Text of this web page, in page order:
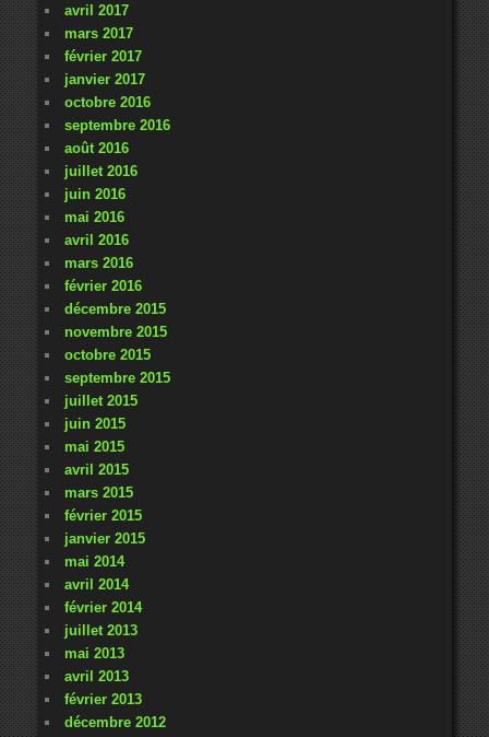
avril 2017
mars 2017
février 2017
janvier 2017
octobre 2016
septembre 2016
août 2016
juillet 2016
juin 2016
mai 2016
avril 2016
mars 2016
février 2016
décembre 2015
novembre 2015
octobre 2015
septembre 2015
juillet 2015
juin 2015
mai 2015
avril 2015
mars 2015
février 2015
janvier 2015
mai 2014
avril 2014
février 2014
juillet 2013
mai 2013
avril 2013
février 2013
décembre 2012